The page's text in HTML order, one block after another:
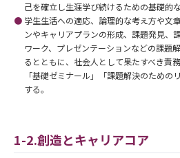
己を確立し生涯学び続けるための基礎的
学生生活への適応、論理的な考え方や文
ンやキャリアプランの形成、課題発見、
ワーク、プレゼンテーションなどの課題
るとともに、社会人として果たすべき責
「基礎ゼミナール」「課題解決のための
する。
1-2.創造とキャリアコア